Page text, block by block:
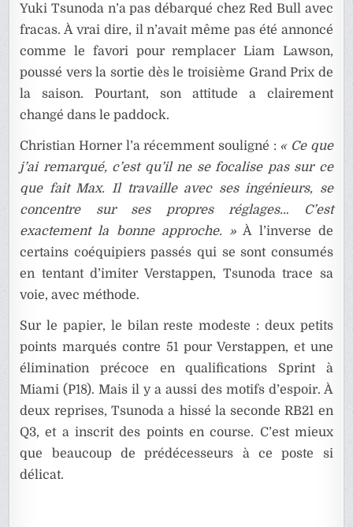
Yuki Tsunoda n’a pas débarqué chez Red Bull avec
fracas. À vrai dire, il n’avait même pas été annoncé
comme le favori pour remplacer Liam Lawson,
poussé vers la sortie dès le troisième Grand Prix de
la saison. Pourtant, son attitude a clairement
changé dans le paddock.
Christian Horner l’a récemment souligné : « Ce que
j’ai remarqué, c’est qu’il ne se focalise pas sur ce
que fait Max. Il travaille avec ses ingénieurs, se
concentre sur ses propres réglages… C’est
exactement la bonne approche. » À l’inverse de
certains coéquipiers passés qui se sont consumés
en tentant d’imiter Verstappen, Tsunoda trace sa
voie, avec méthode.
Sur le papier, le bilan reste modeste : deux petits
points marqués contre 51 pour Verstappen, et une
élimination précoce en qualifications Sprint à
Miami (P18). Mais il y a aussi des motifs d’espoir. À
deux reprises, Tsunoda a hissé la seconde RB21 en
Q3, et a inscrit des points en course. C’est mieux
que beaucoup de prédécesseurs à ce poste si
délicat.